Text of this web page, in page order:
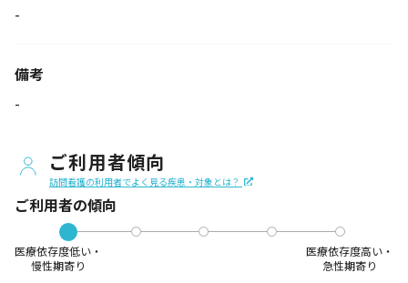
-
備考
-
ご利用者傾向
訪問看護の利用者でよく見る疾患・対象とは？
ご利用者の傾向
医療依存度低い・
慢性期寄り
医療依存度高い・
急性期寄り